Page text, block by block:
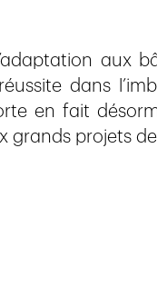
aux
dans
en fait
grands projets